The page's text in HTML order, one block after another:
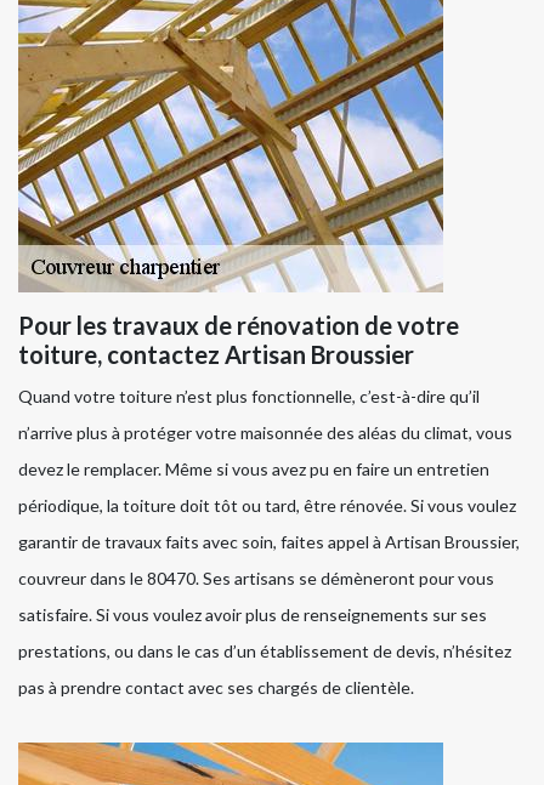
Pour les travaux de rénovation de votre
toiture, contactez Artisan Broussier
Quand votre toiture n’est plus fonctionnelle, c’est-à-dire qu’il
n’arrive plus à protéger votre maisonnée des aléas du climat, vous
devez le remplacer. Même si vous avez pu en faire un entretien
périodique, la toiture doit tôt ou tard, être rénovée. Si vous voulez
garantir de travaux faits avec soin, faites appel à Artisan Broussier,
couvreur dans le 80470. Ses artisans se démèneront pour vous
satisfaire. Si vous voulez avoir plus de renseignements sur ses
prestations, ou dans le cas d’un établissement de devis, n’hésitez
pas à prendre contact avec ses chargés de clientèle.